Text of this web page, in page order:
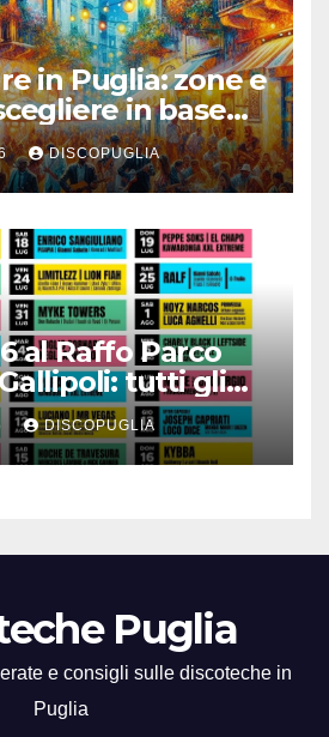
in Puglia: zone e
in base
DISCOPUGLIA
al Raffo Parco
tutti gli
perdere!
DISCOPUGLIA
Puglia
e consigli sulle discoteche in
Puglia